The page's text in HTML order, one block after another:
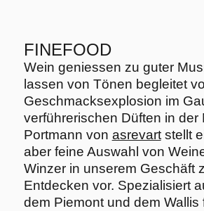
FINEFOOD
Wein geniessen zu guter
lassen von Tönen begleitet
Geschmacksexplosion im
verführerischen Düften in der
Portmann von asrevartstellt
aber feine Auswahl von
Winzer in unserem Geschäft
Entdecken vor. Spezialisiert
dem Piemont und dem Wallis